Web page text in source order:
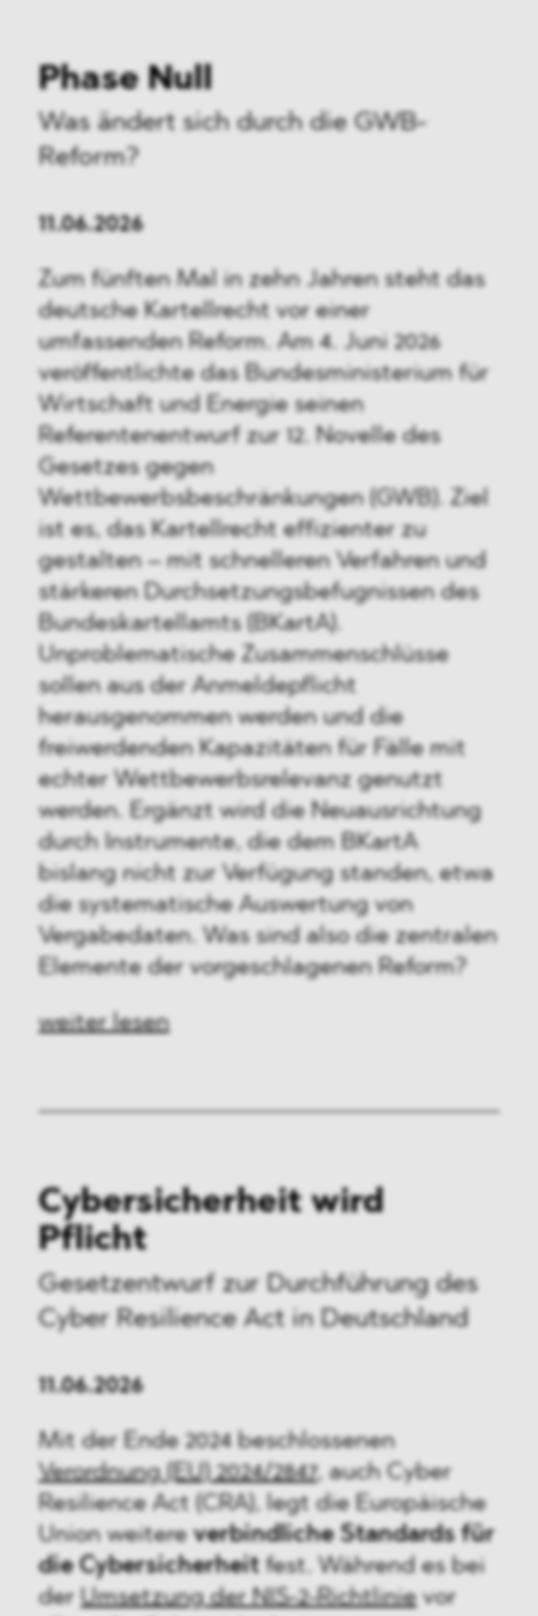
Phase Null
Was ändert sich durch die GWB-
Reform?
11.06.2026
Zum fünften Mal in zehn Jahren steht das
deutsche Kartellrecht vor einer
umfassenden Reform. Am 4. Juni 2026
veröffentlichte das Bundesministerium für
Wirtschaft und Energie seinen
Referentenentwurf zur 12. Novelle des
Gesetzes gegen
Wettbewerbsbeschränkungen (GWB). Ziel
ist es, das Kartellrecht effizienter zu
gestalten – mit schnelleren Verfahren und
stärkeren Durchsetzungsbefugnissen des
Bundeskartellamts (BKartA).
Unproblematische Zusammenschlüsse
sollen aus der Anmeldepflicht
herausgenommen werden und die
freiwerdenden Kapazitäten für Fälle mit
echter Wettbewerbsrelevanz genutzt
werden. Ergänzt wird die Neuausrichtung
durch Instrumente, die dem BKartA
bislang nicht zur Verfügung standen, etwa
die systematische Auswertung von
Vergabedaten. Was sind also die zentralen
Elemente der vorgeschlagenen Reform?
weiter lesen
Cybersicherheit wird
Pflicht
Gesetzentwurf zur Durchführung des
Cyber Resilience Act in Deutschland
11.06.2026
Mit der Ende 2024 beschlossenen
Verordnung (EU) 2024/2847, auch Cyber
Resilience Act (CRA), legt die Europäische
Union weitereverbindliche Standards für
die Cybersicherheit fest. Während es bei
der Umsetzung der NIS-2-Richtlinievor